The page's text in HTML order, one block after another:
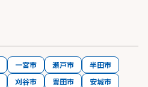
一宮市 瀬戸市
半田市
刈谷市 豊田市
安城市